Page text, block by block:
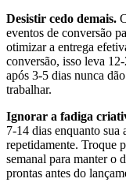
Desistir cedo demais.
eventos de conversão
otimizar a entrega
conversão, isso leva
após 3-5 dias nunca
trabalhar.
Ignorar a fadiga
7-14 dias enquanto
repetidamente. Troque
semanal para manter o
prontas antes do